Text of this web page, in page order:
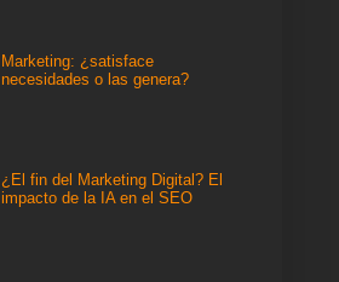
Marketing: ¿satisface
necesidades o las genera?
¿El fin del Marketing Digital? El
impacto de la IA en el SEO